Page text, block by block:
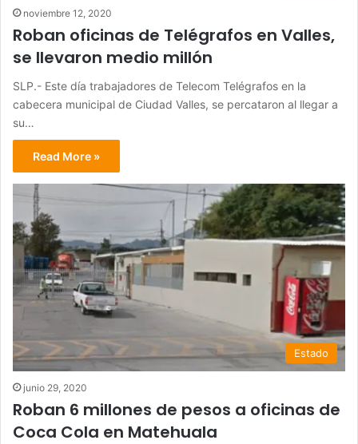
noviembre 12, 2020
Roban oficinas de Telégrafos en Valles,
se llevaron medio millón
SLP.- Este día trabajadores de Telecom Telégrafos en la
cabecera municipal de Ciudad Valles, se percataron al llegar a
su…
Read More »
Estado
junio 29, 2020
Roban 6 millones de pesos a oficinas de
Coca Cola en Matehuala